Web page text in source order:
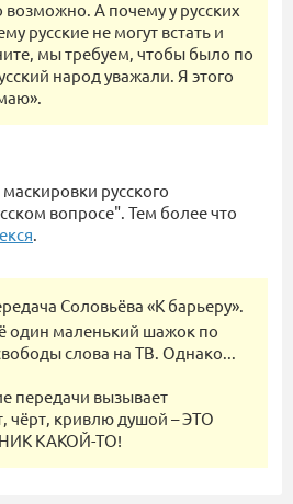
возможно. А почему у русских
русские не могут встать и
мы требуем, чтобы было по
народ уважали. Я этого
русского
вопросе". Тем более что
.
Соловьёва «К барьеру».
один маленький шажок по
слова на ТВ. Однако...
передачи вызывает
чёрт, кривлю душой – ЭТО
КАКОЙ-ТО!